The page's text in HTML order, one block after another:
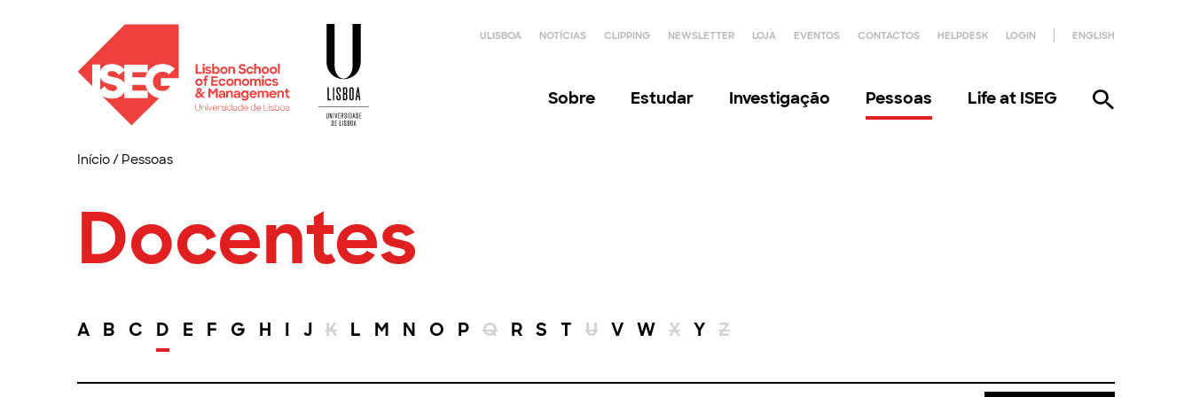
ULISBOA NOTÍCIAS CLIPPING NEWSLETTER LOJA EVENTOS CONTACTOS HELPDESK LOGIN ENGLISH
Sobre Estudar Investigação Pessoas Life at ISEG
Início/ Pessoas
Docentes
A B C D E F G H I J K L M N O P Q R S T U V W X Y Z